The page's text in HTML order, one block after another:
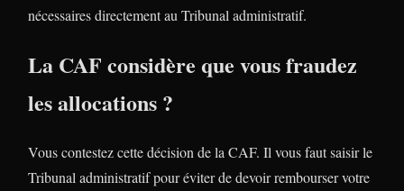
nécessaires directement au Tribunal administratif.
La CAF considère que vous fraudez
les allocations ?
Vous contestez cette décision de la CAF. Il vous faut saisir le
Tribunal administratif pour éviter de devoir rembourser votre